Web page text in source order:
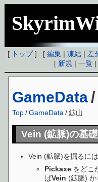
[ トップ] [編集 |凍結 | 差
[ 新規 |一覧
GameData /
Top /GameData /鉱山
Vein (鉱脈)の基
Vein (鉱脈)を掘るには
Pickaxe をどこ
ばVein (鉱脈) か